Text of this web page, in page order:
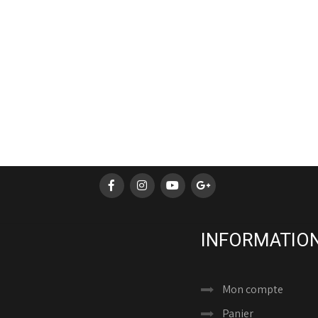
Mon compte
Panier